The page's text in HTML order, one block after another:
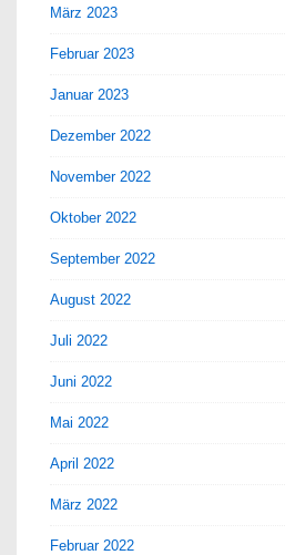
März 2023
Februar 2023
Januar 2023
Dezember 2022
November 2022
Oktober 2022
September 2022
August 2022
Juli 2022
Juni 2022
Mai 2022
April 2022
März 2022
Februar 2022